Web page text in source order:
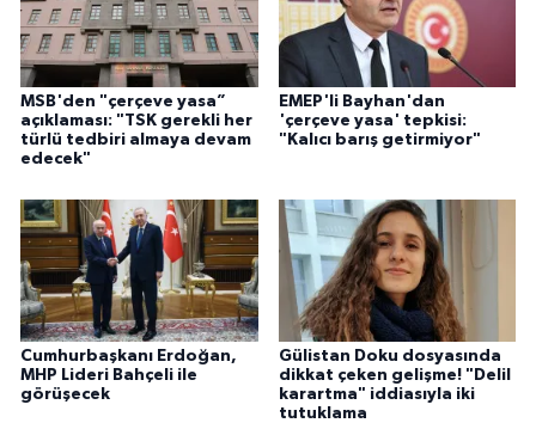
MSB'den "çerçeve yasa”
açıklaması: "TSK gerekli her
türlü tedbiri almaya devam
edecek"
EMEP'li Bayhan'dan
'çerçeve yasa' tepkisi:
"Kalıcı barış getirmiyor"
Cumhurbaşkanı Erdoğan,
MHP Lideri Bahçeli ile
görüşecek
Gülistan Doku dosyasında
dikkat çeken gelişme! "Delil
karartma" iddiasıyla iki
tutuklama